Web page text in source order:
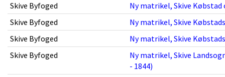
Skive Byfoged
Ny matrikel, Skive Købstad
Skive Byfoged
Ny matrikel, Skive
Skive Byfoged
Ny matrikel, Skive
Skive Byfoged
Ny matrikel, Skive
- 1844)